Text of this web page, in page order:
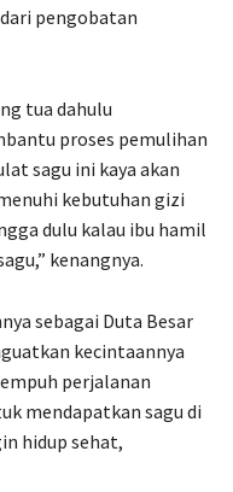
pengobatan
tua dahulu
proses pemulihan
sagu ini kaya akan
kebutuhan gizi
dulu kalau ibu hamil
kenangnya.
sebagai Duta Besar
kecintaannya
perjalanan
mendapatkan sagu di
hidup sehat,